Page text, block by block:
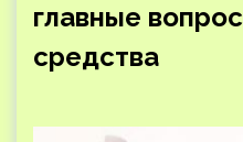
главные
средства